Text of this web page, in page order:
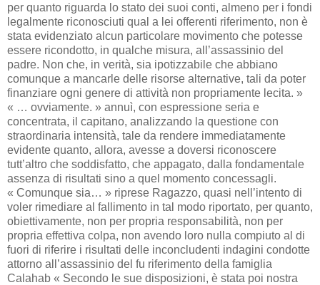
per quanto riguarda lo stato dei suoi conti, almeno per i fondi
legalmente riconosciuti qual a lei offerenti riferimento, non è
stata evidenziato alcun particolare movimento che potesse
essere ricondotto, in qualche misura, all’assassinio del
padre. Non che, in verità, sia ipotizzabile che abbiano
comunque a mancarle delle risorse alternative, tali da poter
finanziare ogni genere di attività non propriamente lecita. »
« … ovviamente. » annuì, con espressione seria e
concentrata, il capitano, analizzando la questione con
straordinaria intensità, tale da rendere immediatamente
evidente quanto, allora, avesse a doversi riconoscere
tutt’altro che soddisfatto, che appagato, dalla fondamentale
assenza di risultati sino a quel momento concessagli.
« Comunque sia… » riprese Ragazzo, quasi nell’intento di
voler rimediare al fallimento in tal modo riportato, per quanto,
obiettivamente, non per propria responsabilità, non per
propria effettiva colpa, non avendo loro nulla compiuto al di
fuori di riferire i risultati delle inconcludenti indagini condotte
attorno all’assassinio del fu riferimento della famiglia
Calahab « Secondo le sue disposizioni, è stata poi nostra